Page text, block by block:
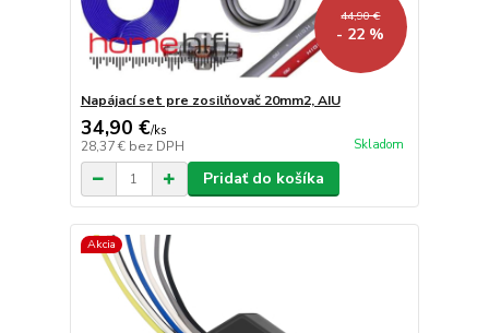
44,90 €
- 22 %
Napájací set pre zosilňovač 20mm2, AIU
34,90 €/ks
28,37 € bez DPH Skladom
Pridať do košíka
Akcia